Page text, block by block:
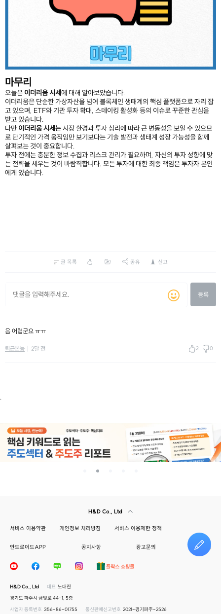
마무리
오늘은 이더리움 시세에 대해 알아보았습니다.
이더리움은 단순한 가상자산을 넘어 블록체인 생태계의 핵심 플랫폼으로 자리 잡
고 있으며, ETF와 기관 투자 확대, 스테이킹 활성화 등의 이슈로 꾸준한 관심을
받고 있습니다.
다만 이더리움 시세는 시장 환경과 투자 심리에 따라 큰 변동성을 보일 수 있으므
로 단기적인 가격 움직임만 보기보다는 기술 발전과 생태계 성장 가능성을 함께
살펴보는 것이 중요합니다.
투자 전에는 충분한 정보 수집과 리스크 관리가 필요하며, 자신의 투자 성향에 맞
는 전략을 세우는 것이 바람직합니다. 모든 투자에 대한 최종 책임은 투자자 본인
에게 있습니다.
글 목록 공유 신고
등록
음 어렵군요 ㅠㅠ
퇴근본능 2달 전 2 0
.
H&D Co., Ltd
서비스 이용약관 개인정보 처리방침 서비스 이용제한 정책
안드로이드APP 공지사항 광고문의 건의하기
H&D Co., Ltd 대표 노대진
경기도 파주시 금빛로 44-1, 5층
사업자 등록번호 356-86-01755 통신판매신고번호 2021-경기파주-2526